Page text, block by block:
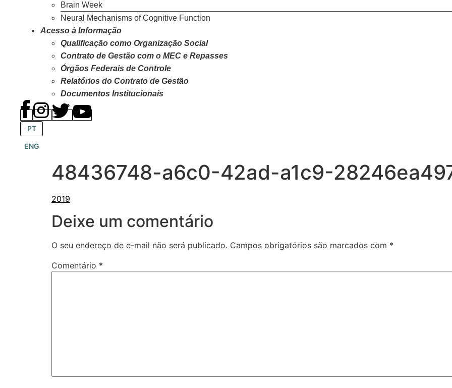
Brain Week
Neural Mechanisms of Cognitive Function
Acesso à Informação
Qualificação como Organização Social
Contrato de Gestão com o MEC e Repasses
Órgãos Federais de Controle
Relatórios do Contrato de Gestão
Documentos Institucionais
PT
ENG
48436748-a6c0-42ad-a1c9-
Deixe um comentário
O seu endereço de e-mail não será publicado. Campos obrigatórios são marcados com *
Comentário *